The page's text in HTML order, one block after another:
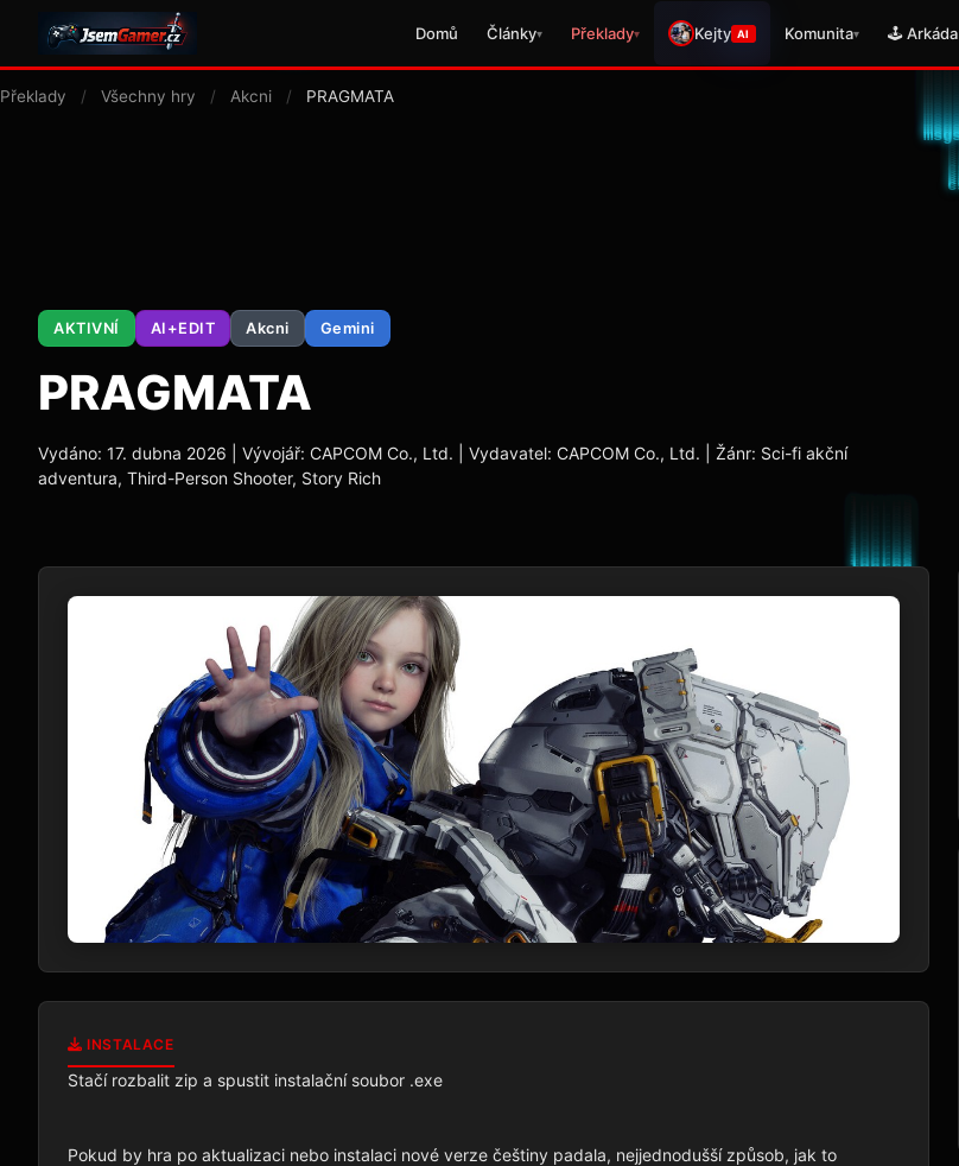
Domů Články▾ Překlady▾ Kejty AI Komunita▾ 🕹️ Arkáda
Překlady / Všechny hry / Akcni / PRAGMATA
AKTIVNÍ AI+EDIT Akcni Gemini
PRAGMATA
Vydáno: 17. dubna 2026 | Vývojář: CAPCOM Co., Ltd. | Vydavatel: CAPCOM Co., Ltd. | Žánr: Sci-fi akční
adventura, Third-Person Shooter, Story Rich
INSTALACE
Stačí rozbalit zip a spustit instalační soubor .exe
Pokud by hra po aktualizaci nebo instalaci nové verze češtiny padala, nejjednodušší způsob, jak to